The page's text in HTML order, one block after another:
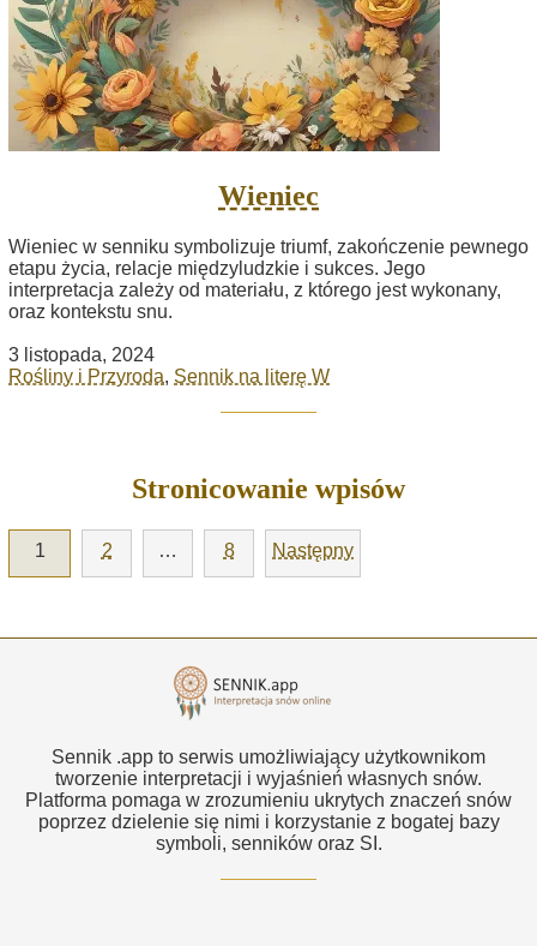
Wieniec
Wieniec w senniku symbolizuje triumf, zakończenie pewnego
etapu życia, relacje międzyludzkie i sukces. Jego
interpretacja zależy od materiału, z którego jest wykonany,
oraz kontekstu snu.
3 listopada, 2024
Rośliny i Przyroda, Sennik na literę W
Stronicowanie wpisów
1 2 … 8 Następny
Sennik .app to serwis umożliwiający użytkownikom
tworzenie interpretacji i wyjaśnień własnych snów.
Platforma pomaga w zrozumieniu ukrytych znaczeń snów
poprzez dzielenie się nimi i korzystanie z bogatej bazy
symboli, senników oraz SI.